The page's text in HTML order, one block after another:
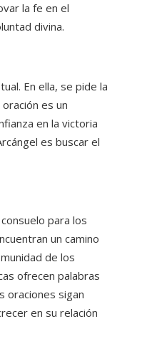
la fe en el
divina.
En ella, se pide la
es un
en la victoria
es buscar el
para los
un camino
de los
ofrecen palabras
oraciones sigan
en su relación